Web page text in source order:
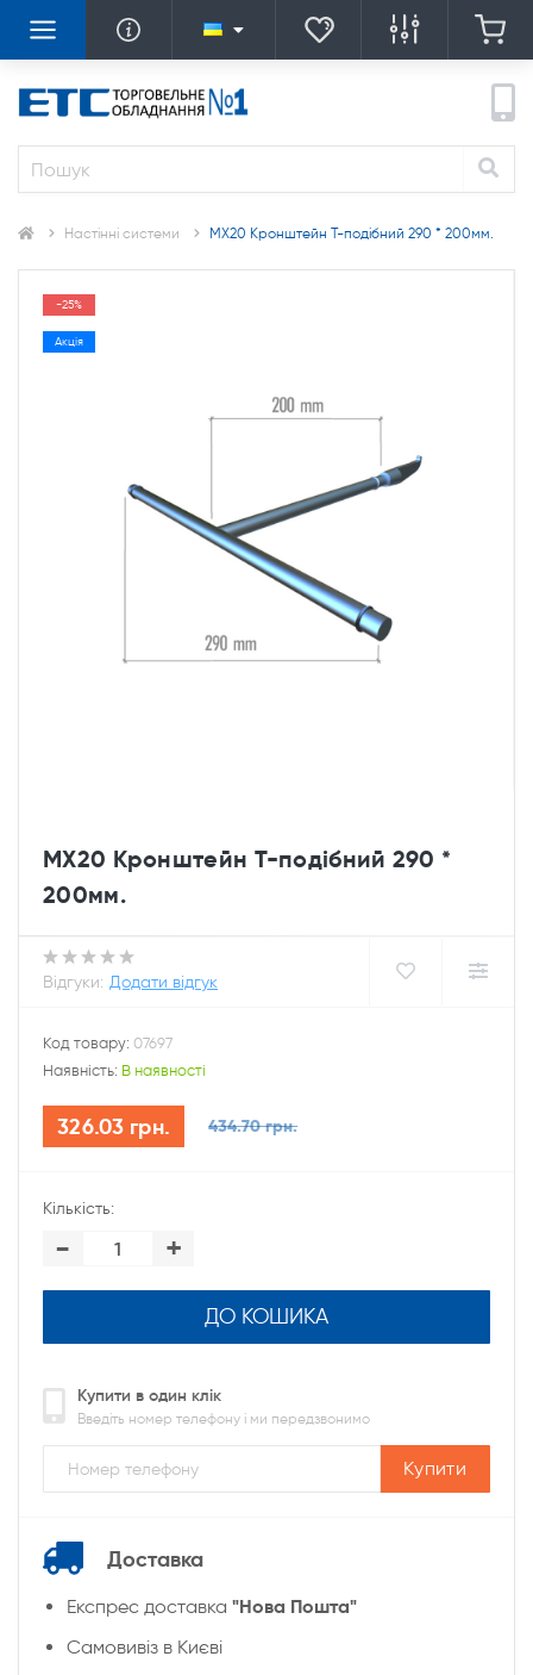
Настінні системи MX20 Кронштейн Т-подібний 290 * 200мм.
-25%
Акція
MX20 Кронштейн Т-подібний 290 *
200мм.
Відгуки: Додати відгук
Код товару: 07697
Наявність: В наявності
326.03 грн. 434.70 грн.
Кількість:
- +
ДО КОШИКА
Купити в один клік
Введіть номер телефону і ми передзвонимо
Купити
Доставка
Експрес доставка "Нова Пошта"
Cамовивіз в Києві